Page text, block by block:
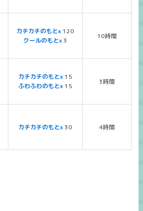
カチカチのもとx 120
クールのもとx3
10時間
カチカチのもとx 15
ふわふわのもとx 15
3時間
カチカチのもとx30 4時間